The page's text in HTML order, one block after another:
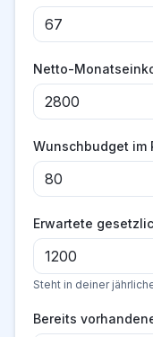
Netto-
Wunschbudget im
Erwartete
Steht in deiner
Bereits